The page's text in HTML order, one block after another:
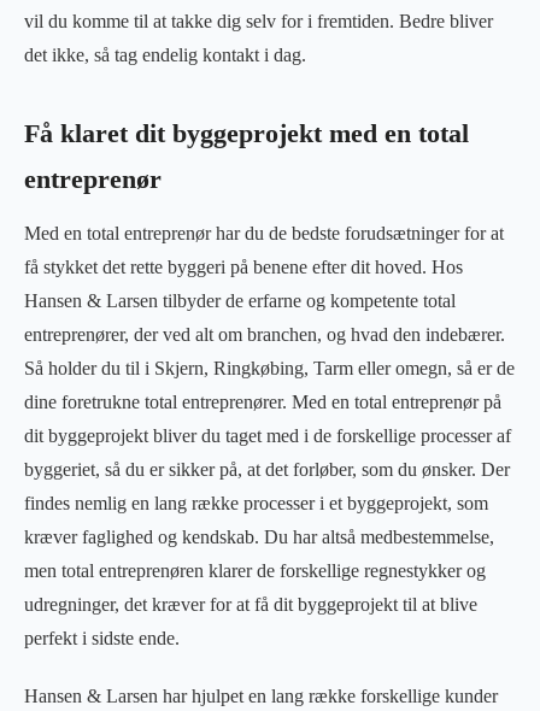
vil du komme til at takke dig selv for i fremtiden. Bedre bliver
det ikke, så tag endelig kontakt i dag.
Få klaret dit byggeprojekt med en total
entreprenør
Med en total entreprenør har du de bedste forudsætninger for at
få stykket det rette byggeri på benene efter dit hoved. Hos
Hansen & Larsen tilbyder de erfarne og kompetente total
entreprenører, der ved alt om branchen, og hvad den indebærer.
Så holder du til i Skjern, Ringkøbing, Tarm eller omegn, så er de
dine foretrukne total entreprenører. Med en total entreprenør på
dit byggeprojekt bliver du taget med i de forskellige processer af
byggeriet, så du er sikker på, at det forløber, som du ønsker. Der
findes nemlig en lang række processer i et byggeprojekt, som
kræver faglighed og kendskab. Du har altså medbestemmelse,
men total entreprenøren klarer de forskellige regnestykker og
udregninger, det kræver for at få dit byggeprojekt til at blive
perfekt i sidste ende.
Hansen & Larsen har hjulpet en lang række forskellige kunder